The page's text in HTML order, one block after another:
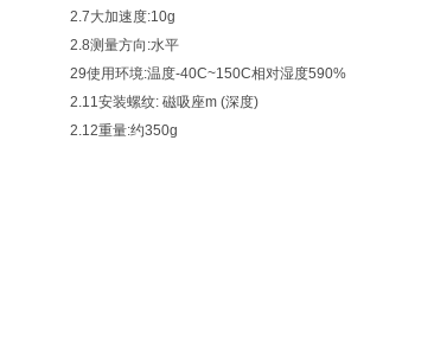
2.7大加速度:10g
2.8测量方向:水平
29使用环境:温度-40C~150C相对湿度590%
2.11安装螺纹: 磁吸座m (深度)
2.12重量:约350g